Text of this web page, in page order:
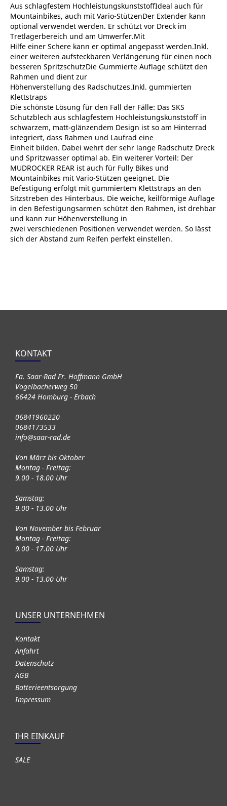
Aus schlagfestem HochleistungskunststoffIdeal auch für
Mountainbikes, auch mit Vario-StützenDer Extender kann
optional verwendet werden. Er schützt vor Dreck im
Tretlagerbereich und am Umwerfer.Mit
Hilfe einer Schere kann er optimal angepasst werden.Inkl.
einer weiteren aufsteckbaren Verlängerung für einen noch
besseren SpritzschutzDie Gummierte Auflage schützt den
Rahmen und dient zur
Höhenverstellung des Radschutzes.Inkl. gummierten
Klettstraps
Die schönste Lösung für den Fall der Fälle: Das SKS
Schutzblech aus schlagfestem Hochleistungskunststoff in
schwarzem, matt-glänzendem Design ist so am Hinterrad
integriert, dass Rahmen und Laufrad eine
Einheit bilden. Dabei wehrt der sehr lange Radschutz Dreck
und Spritzwasser optimal ab. Ein weiterer Vorteil: Der
MUDROCKER REAR ist auch für Fully Bikes und
Mountainbikes mit Vario-Stützen geeignet. Die
Befestigung erfolgt mit gummiertem Klettstraps an den
Sitzstreben des Hinterbaus. Die weiche, keilförmige Auflage
in den Befestigungsarmen schützt den Rahmen, ist drehbar
und kann zur Höhenverstellung in
zwei verschiedenen Positionen verwendet werden. So lässt
sich der Abstand zum Reifen perfekt einstellen.
KONTAKT
Fa. Saar-Rad Fr. Hoffmann GmbH
Vogelbacherweg 50
66424 Homburg - Erbach
06841960220
0684173533
info@saar-rad.de
Von März bis Oktober
Montag - Freitag:
9.00 - 18.00 Uhr
Samstag:
9.00 - 13.00 Uhr
Von November bis Februar
Montag - Freitag:
9.00 - 17.00 Uhr
Samstag:
9.00 - 13.00 Uhr
UNSER UNTERNEHMEN
Kontakt
Anfahrt
Datenschutz
AGB
Batterieentsorgung
Impressum
IHR EINKAUF
SALE